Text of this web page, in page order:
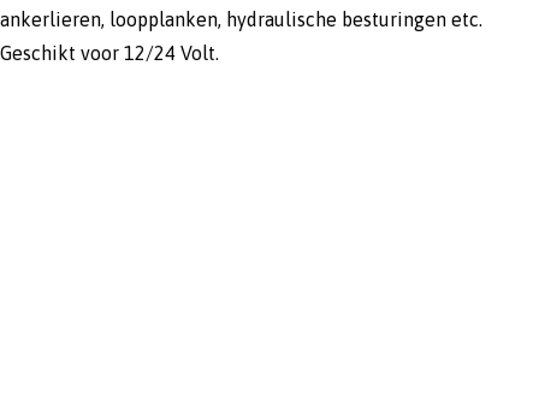
ankerlieren, loopplanken, hydraulische besturingen etc.
Geschikt voor 12/24 Volt.